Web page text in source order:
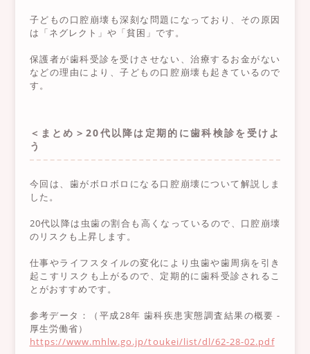
子どもの口腔崩壊も深刻な問題になっており、その原因
は「ネグレクト」や「貧困」です。
保護者が歯科受診を受けさせない、治療するお金がない
などの理由により、子どもの口腔崩壊も起きているので
す。
＜まとめ＞20代以降は定期的に歯科検診を受けよ
う
今回は、歯がボロボロになる口腔崩壊について解説しま
した。
20代以降は虫歯の割合も高くなっているので、口腔崩壊
のリスクも上昇します。
仕事やライフスタイルの変化により虫歯や歯周病を引き
起こすリスクも上がるので、定期的に歯科受診されるこ
とがおすすめです。
参考データ：（平成28年 歯科疾患実態調査結果の概要 -
厚生労働省）
https://www.mhlw.go.jp/toukei/list/dl/62-28-02.pdf